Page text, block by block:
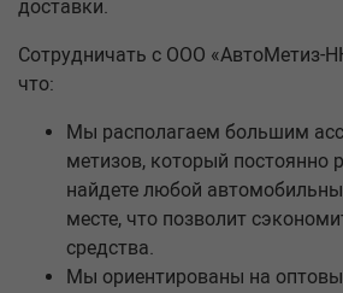
доставки.
Сотрудничать с ООО «АвтоМетиз-
что:
Мы располагаем большим
метизов, который постоянно
найдете любой
месте, что позволит
средства.
Мы ориентированы на